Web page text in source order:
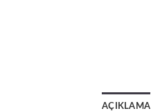
AÇIKLAMA